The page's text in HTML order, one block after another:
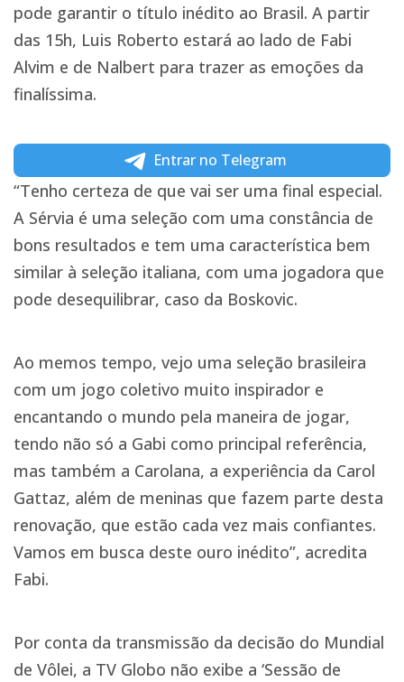
pode garantir o título inédito ao Brasil. A partir
das 15h, Luis Roberto estará ao lado de Fabi
Alvim e de Nalbert para trazer as emoções da
finalíssima.
Entrar no Telegram
“Tenho certeza de que vai ser uma final especial.
A Sérvia é uma seleção com uma constância de
bons resultados e tem uma característica bem
similar à seleção italiana, com uma jogadora que
pode desequilibrar, caso da Boskovic.
Ao memos tempo, vejo uma seleção brasileira
com um jogo coletivo muito inspirador e
encantando o mundo pela maneira de jogar,
tendo não só a Gabi como principal referência,
mas também a Carolana, a experiência da Carol
Gattaz, além de meninas que fazem parte desta
renovação, que estão cada vez mais confiantes.
Vamos em busca deste ouro inédito”, acredita
Fabi.
Por conta da transmissão da decisão do Mundial
de Vôlei, a TV Globo não exibe a ‘Sessão de